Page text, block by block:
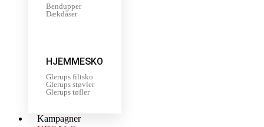
Bendupper
Dækdåser
HJEMMESKO
Glerups filtsko
Glerups støvler
Glerups tøfler
Kampagner